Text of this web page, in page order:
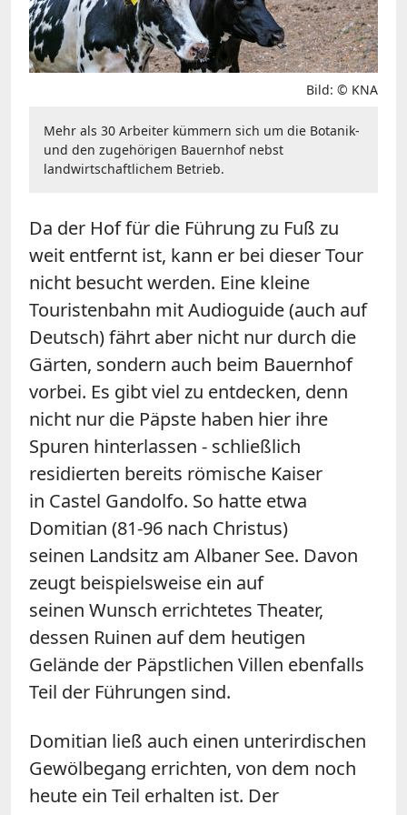
Bild: © KNA
Mehr als 30 Arbeiter kümmern sich um die Botanik-
und den zugehörigen Bauernhof nebst
landwirtschaftlichem Betrieb.
Da der Hof für die Führung zu Fuß zu
weit entfernt ist, kann er bei dieser Tour
nicht besucht werden. Eine kleine
Touristenbahn mit Audioguide (auch auf
Deutsch) fährt aber nicht nur durch die
Gärten, sondern auch beim Bauernhof
vorbei. Es gibt viel zu entdecken, denn
nicht nur die Päpste haben hier ihre
Spuren hinterlassen - schließlich
residierten bereits römische Kaiser
in Castel Gandolfo. So hatte etwa
Domitian (81-96 nach Christus)
seinen Landsitz am Albaner See. Davon
zeugt beispielsweise ein auf
seinen Wunsch errichtetes Theater,
dessen Ruinen auf dem heutigen
Gelände der Päpstlichen Villen ebenfalls
Teil der Führungen sind.
Domitian ließ auch einen unterirdischen
Gewölbegang errichten, von dem noch
heute ein Teil erhalten ist. Der